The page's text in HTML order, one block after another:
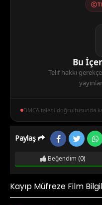
Bu
Telif hakkı
DMCA talebi doğrultusunda
Paylaş
Beğendim (0)
Kayıp Müfreze Film